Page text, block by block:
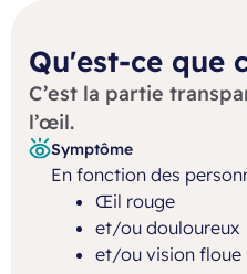
Qu'est-ce que
C’est la partie
l’œil.
Symptôme
En fonction des
Œil rouge
et/ou douloureux
et/ou vision floue